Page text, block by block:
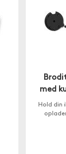
med
Hold din